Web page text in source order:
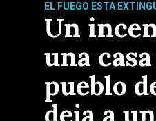
EL FUEGO ESTÁ
Un
una
pueblo
deja a